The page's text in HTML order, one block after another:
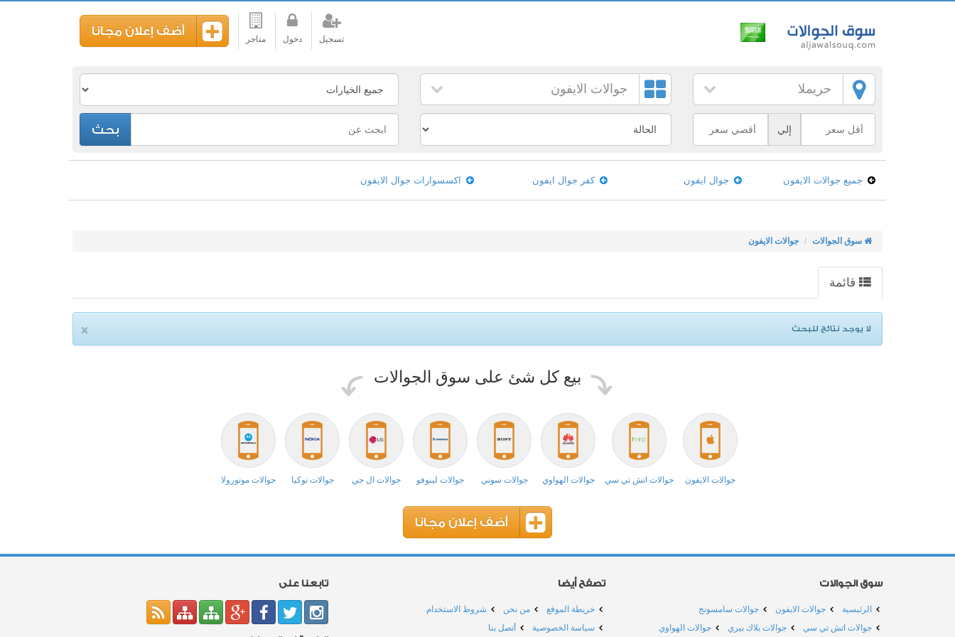
تسجيل دخول متاجر
أضف إعلان مجانا
حريملا جوالات الايفون
إلي بحث
جميع جوالات الايفون جوال ايفون كفر جوال ايفون اكسسوارات جوال الايفون
سوق الجوالات جوالات الايفون
قائمة
× لا يوجد نتائج للبحث
بيع كل شئ على سوق الجوالات
جوالات الايفون جوالات اتش تي سي جوالات الهواوي جوالات سوني جوالات لينوفو جوالات ال جي جوالات نوكيا جوالات موتورولا
أضف إعلان مجانا
سوق الجوالات
الرئيسية جوالات الايفون
جوالات سامسونج
جوالات اتش تي سي
جوالات بلاك بيري جوالات الهواوي
تصفح أيضا
خريطة الموقع من نحن
شروط الاستخدام
سياسة الخصوصية
أتصل بنا
تابعنا على